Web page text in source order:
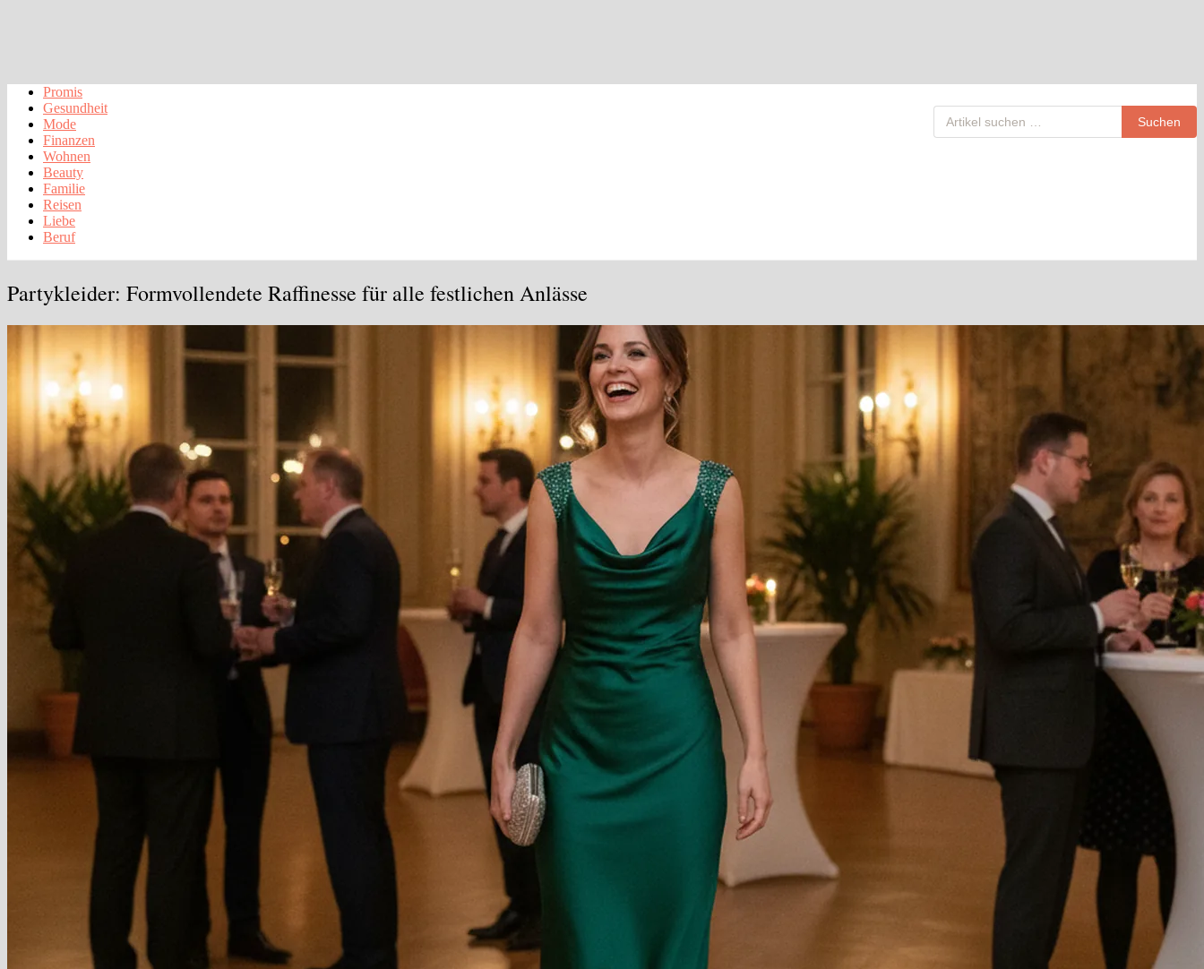
Suchen
Promis
Gesundheit
Mode
Finanzen
Wohnen
Beauty
Familie
Reisen
Liebe
Beruf
Partykleider: Formvollendete Raffinesse für alle festlichen Anlässe